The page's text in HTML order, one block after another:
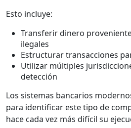
Esto incluye:
Transferir dinero
ilegales
Estructurar transacciones
Utilizar múltiples
detección
Los sistemas bancarios
para identificar este tipo de
hace cada vez más difícil su